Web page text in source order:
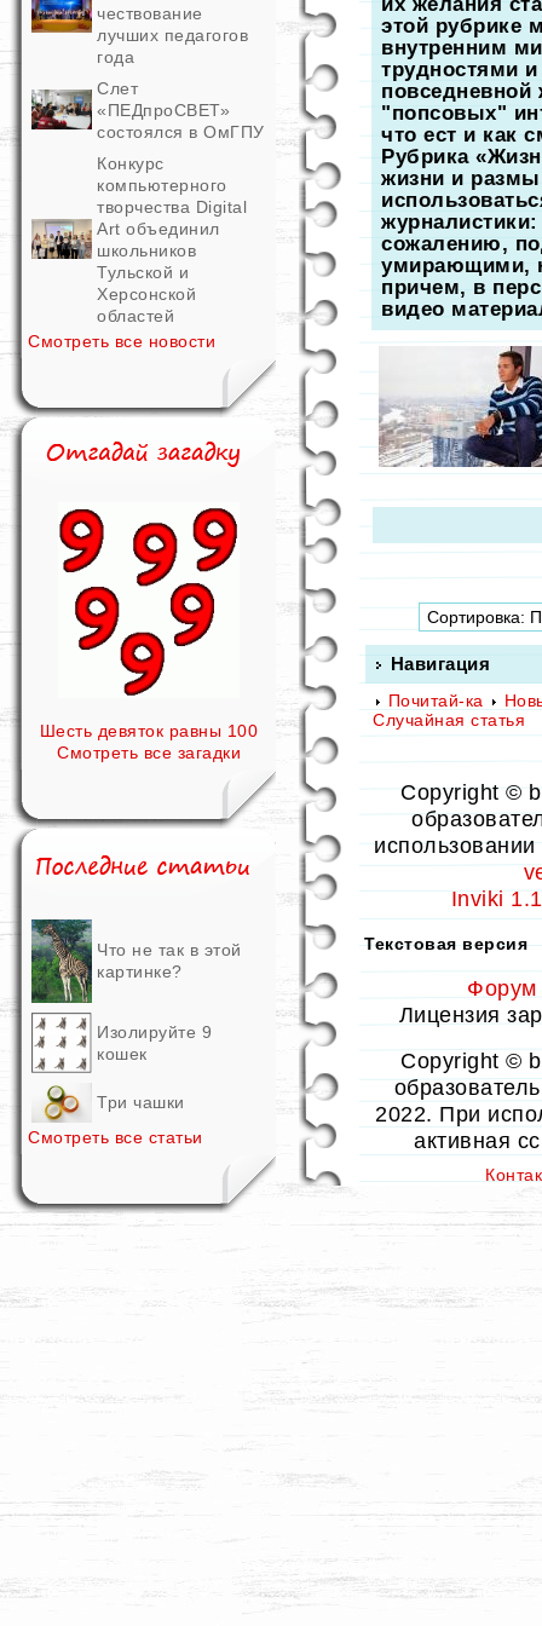
чествование
лучших педагогов
года
Слет
«ПЕДпроСВЕТ»
состоялся в ОмГПУ
Конкурс
компьютерного
творчества Digital
Art объединил
школьников
Тульской и
Херсонской
областей
Смотреть все новости
Шесть девяток равны 100
Смотреть все загадки
Что не так в этой
картинке?
Изолируйте 9
кошек
Три чашки
Смотреть все статьи
этой рубрике
внутренним
трудностями
"попсовых"
что ест и как
Рубрика
жизни и
сожалению,
умирающими,
причем, в
видео
Навигация
Почитай-ка
Случайная статья
Copyright ©
Inviki
Текстовая версия
Форум
Лицензия
Copyright ©
2022. При
активная